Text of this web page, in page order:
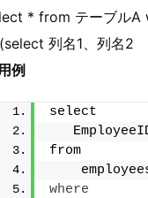
* from テーブルA
列名1、列名
例
select
from
where